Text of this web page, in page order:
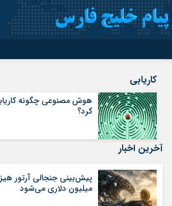
سروش
ایتا
آپارات
رمز عبور
کاریابی
هوش مصنوعی چگونه
کرد؟
آخرین اخبار
پیش‌بینی جنجالی آرتور
میلیون دلاری می‌شود